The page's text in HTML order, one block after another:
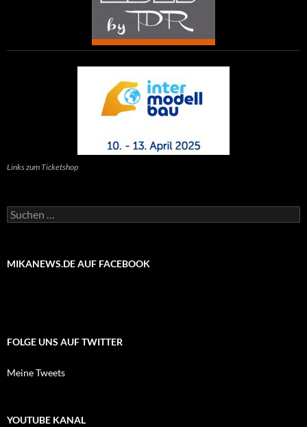
Links zum Ticketshop
Suchen
nach:
MIKANEWS.DE AUF FACEBOOK
FOLGE UNS AUF TWITTER
Meine Tweets
YOUTUBE KANAL